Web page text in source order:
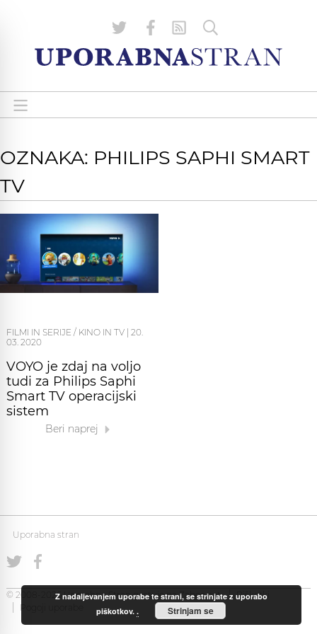
OZNAKA: PHILIPS SAPHI SMART
TV
FILMI IN SERIJE / KINO IN TV 20.
03. 2020
VOYO je zdaj na voljo
tudi za Philips Saphi
Smart TV operacijski
sistem
Beri naprej
Uporabna stran
© 2008-2026 Uporabna Stran gostuje naZabec.net
Piškotki
Pogoji uporabe
Z nadaljevanjem uporabe te strani, se strinjate z uporabo
piškotkov.. Strinjam se